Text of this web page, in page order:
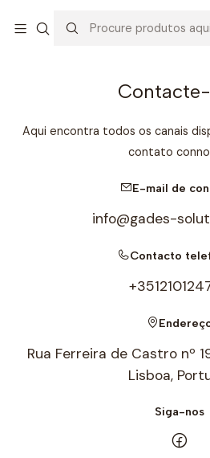
Aqui encontra todos os canais
contato
E-mail de
info@gades-
Contacto
Rua Ferreira de Castro nº
Lisboa,
Siga-nos